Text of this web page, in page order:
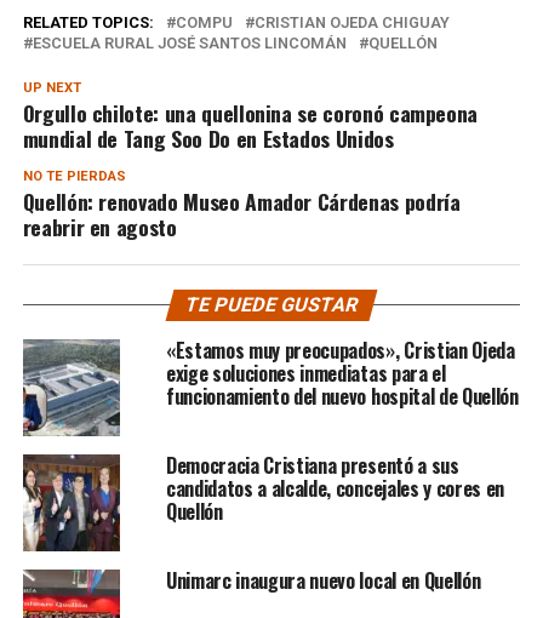
RELATED TOPICS: COMPU
CRISTIAN OJEDA CHIGUAY
ESCUELA RURAL JOSÉ SANTOS LINCOMÁN
QUELLÓN
UP NEXT
Orgullo chilote: una quellonina se coronó campeona
mundial de Tang Soo Do en Estados Unidos
NO TE PIERDAS
Quellón: renovado Museo Amador Cárdenas podría
reabrir en agosto
TE PUEDE GUSTAR
«Estamos muy preocupados», Cristian Ojeda
exige soluciones inmediatas para el
funcionamiento del nuevo hospital de Quellón
Democracia Cristiana presentó a sus
candidatos a alcalde, concejales y cores en
Quellón
Unimarc inaugura nuevo local en Quellón